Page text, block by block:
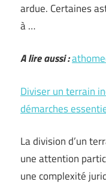
ardue. Certaines
à …
A lire aussi :
Diviser un terrain
démarches
La division d’un
une attention
une complexité